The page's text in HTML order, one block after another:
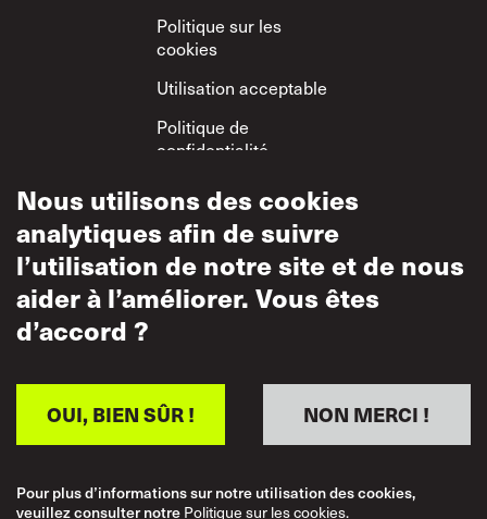
Politique sur les
cookies
Utilisation acceptable
Politique de
confidentialité
Politique sur le
respect mutuel
Nous utilisons des cookies
analytiques afin de suivre
l’utilisation de notre site et de nous
aider à l’améliorer. Vous êtes
d’accord ?
NON MERCI !
OUI, BIEN SÛR !
Pour plus d’informations sur notre utilisation des cookies,
veuillez consulter notrePolitique sur les cookies.